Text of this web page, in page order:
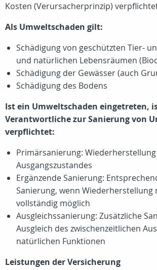
Kosten (Verursacherprinzip)
Als Umweltschaden gilt:
Schädigung von geschützten Tier-
und natürlichen Lebensräumen
Schädigung der Gewässer (auch
Schädigung des Bodens
Ist ein Umweltschaden eingetreten,
Verantwortliche zur Sanierung von
verpflichtet:
Primärsanierung: Wiederherstellung
Ausgangszustandes
Ergänzende Sanierung:
Sanierung, wenn
vollständig möglich
Ausgleichssanierung: Zusätzliche
Ausgleich des zwischenzeitlichen
natürlichen Funktionen
Leistungen der Versicherung